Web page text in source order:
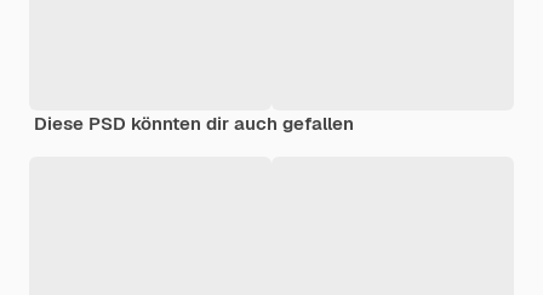
Diese PSD könnten dir auch gefallen